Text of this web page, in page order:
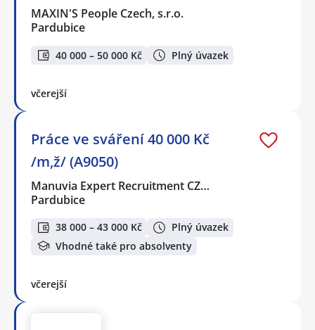
MAXIN'S People Czech, s.r.o.
Pardubice
40 000 – 50 000 Kč Plný úvazek
včerejší
Práce ve sváření 40 000 Kč
/m,ž/ (A9050)
Manuvia Expert Recruitment CZ…
Pardubice
38 000 – 43 000 Kč
Plný úvazek
Vhodné také pro absolventy
včerejší